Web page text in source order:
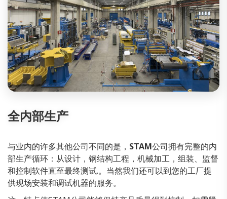
全内部生产
与业内的许多其他公司不同的是， STAM公司拥有完整的内
部生产循环：从设计，钢结构工程，机械加工，组装、监督
和控制软件直至最终测试.。当然我们还可以到您的工厂提
供现场安装和调试机器的服务。